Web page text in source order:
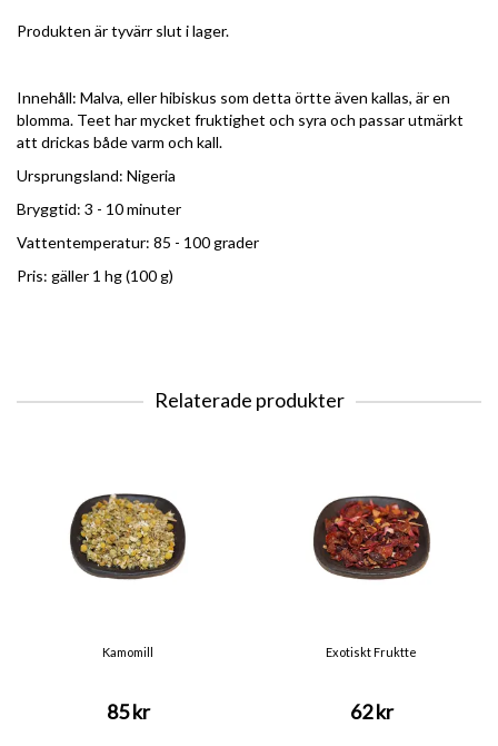
Produkten är tyvärr slut i lager.
Innehåll: Malva, eller hibiskus som detta örtte även kallas, är en
blomma. Teet har mycket fruktighet och syra och passar utmärkt
att drickas både varm och kall.
Ursprungsland: Nigeria
Bryggtid: 3 - 10 minuter
Vattentemperatur: 85 - 100 grader
Pris: gäller 1 hg (100 g)
Relaterade produkter
Kamomill
85 kr
Exotiskt Fruktte
62 kr